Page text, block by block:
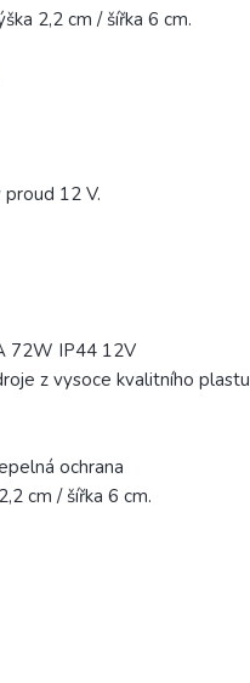
2,2 cm / šířka 6 cm.
12 V.
72W IP44 12V
z vysoce kvalitního plastu
ochrana
cm / šířka 6 cm.